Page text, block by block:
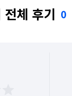
체 후기 0